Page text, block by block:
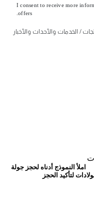
I consent to receive more
offers.
/ الخدمات والأحداث والأخبار
املأ النموذج أدناه لحجز جولة
لتأكيد الحجز